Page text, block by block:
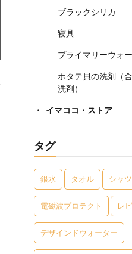
ブラックシリカ
寝具
プライマリーウォ
ホタテ貝の洗剤（
洗剤）
イマココ・ストア
タグ
銀水 タオル シャツ
電磁波プロテクト レ
デザインドウォーター